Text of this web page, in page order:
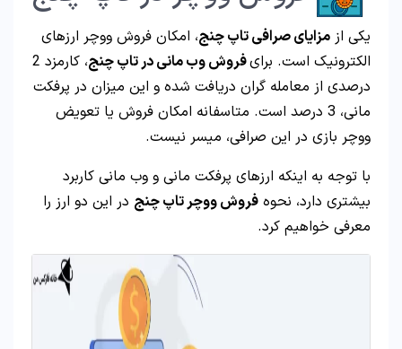
یکی از مزایای صرافی تاپ چنج، امکان فروش ووچر ارزهای
الکترونیک است. برایفروش وب مانی در تاپ چنج
، کارمزد 2
درصدی از معامله گران دریافت شده و این میزان در پرفکت
مانی، 3 درصد است. متاسفانه امکان فروش یا تعویض
ووچر بازی در این صرافی، میسر نیست.
با توجه به اینکه ارزهای پرفکت مانی و وب مانی کاربرد
بیشتری دارد، نحوه فروش ووچر تاپ چنج در این دو ارز را
معرفی خواهیم کرد.